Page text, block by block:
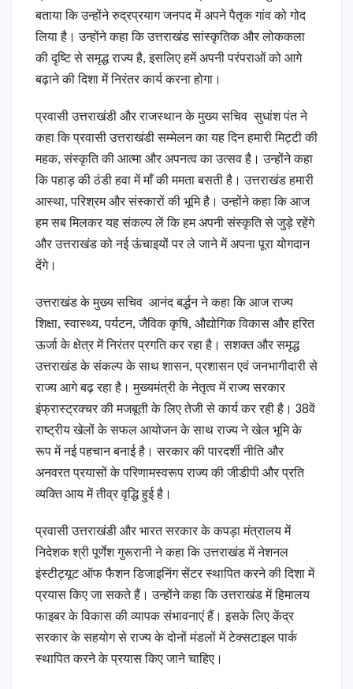
बताया कि उन्होंने रुद्रप्रयाग जनपद में अपने पैतृक गांव को गोद
लिया है। उन्होंने कहा कि उत्तराखंड सांस्कृतिक और लोककला
की दृष्टि से समृद्ध राज्य है, इसलिए हमें अपनी परंपराओं को आगे
बढ़ाने की दिशा में निरंतर कार्य करना होगा।
प्रवासी उत्तराखंडी और राजस्थान के मुख्य सचिव सुधांश पंत ने
कहा कि प्रवासी उत्तराखंडी सम्मेलन का यह दिन हमारी मिट्टी की
महक, संस्कृति की आत्मा और अपनत्व का उत्सव है। उन्होंने कहा
कि पहाड़ की ठंडी हवा में माँ की ममता बसती है। उत्तराखंड हमारी
आस्था, परिश्रम और संस्कारों की भूमि है। उन्होंने कहा कि आज
हम सब मिलकर यह संकल्प लें कि हम अपनी संस्कृति से जुड़े रहेंगे
और उत्तराखंड को नई ऊंचाइयों पर ले जाने में अपना पूरा योगदान
देंगे।
उत्तराखंड के मुख्य सचिव आनंद बर्द्धन ने कहा कि आज राज्य
शिक्षा, स्वास्थ्य, पर्यटन, जैविक कृषि, औद्योगिक विकास और हरित
ऊर्जा के क्षेत्र में निरंतर प्रगति कर रहा है। सशक्त और समृद्ध
उत्तराखंड के संकल्प के साथ शासन, प्रशासन एवं जनभागीदारी से
राज्य आगे बढ़ रहा है। मुख्यमंत्री के नेतृत्व में राज्य सरकार
इंफ्रास्ट्रक्चर की मजबूती के लिए तेजी से कार्य कर रही है। 38वें
राष्ट्रीय खेलों के सफल आयोजन के साथ राज्य ने खेल भूमि के
रूप में नई पहचान बनाई है। सरकार की पारदर्शी नीति और
अनवरत प्रयासों के परिणामस्वरूप राज्य की जीडीपी और प्रति
व्यक्ति आय में तीव्र वृद्धि हुई है।
प्रवासी उत्तराखंडी और भारत सरकार के कपड़ा मंत्रालय में
निदेशक श्री पूर्णेश गुरूरानी ने कहा कि उत्तराखंड में नेशनल
इंस्टीट्यूट ऑफ फैशन डिजाइनिंग सेंटर स्थापित करने की दिशा में
प्रयास किए जा सकते हैं। उन्होंने कहा कि उत्तराखंड में हिमालय
फाइबर के विकास की व्यापक संभावनाएं हैं। इसके लिए केंद्र
सरकार के सहयोग से राज्य के दोनों मंडलों में टेक्सटाइल पार्क
स्थापित करने के प्रयास किए जाने चाहिए।